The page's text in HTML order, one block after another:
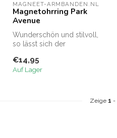
MAGNEET-ARMBANDEN.NL
Magnetohrring Park
Avenue
Wunderschön und stilvoll,
so lässt sich der
am besten ...
€14,95
Auf Lager
Zeige 1 -